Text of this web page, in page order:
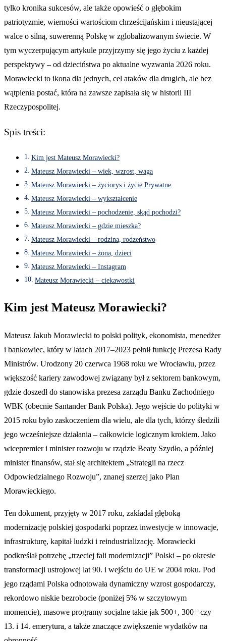
tylko kronika sukcesów, ale także opowieść o głębokim
patriotyzmie, wierności wartościom chrześcijańskim i nieustającej
walce o silną, suwerenną Polskę w zglobalizowanym świecie. W
tym wyczerpującym artykule przyjrzymy się jego życiu z każdej
perspektywy – od dzieciństwa po aktualne wyzwania 2026 roku.
Morawiecki to ikona dla jednych, cel ataków dla drugich, ale bez
wątpienia postać, która na zawsze zapisała się w historii III
Rzeczypospolitej.
Spis treści:
Kim jest Mateusz Morawiecki?
Mateusz Morawiecki – wiek, wzrost, waga
Mateusz Morawiecki – życiorys i życie Prywatne
Mateusz Morawiecki – wykształcenie
Mateusz Morawiecki – pochodzenie, skąd pochodzi?
Mateusz Morawiecki – gdzie mieszka?
Mateusz Morawiecki – rodzina, rodzeństwo
Mateusz Morawiecki – żona, dzieci
Mateusz Morawiecki – Instagram
Mateusz Morawiecki – ciekawostki
Kim jest Mateusz Morawiecki?
Mateusz Jakub Morawiecki to polski polityk, ekonomista, menedżer
i bankowiec, który w latach 2017–2023 pełnił funkcję Prezesa Rady
Ministrów. Urodzony 20 czerwca 1968 roku we Wrocławiu, przez
większość kariery zawodowej związany był z sektorem bankowym,
gdzie doszedł do stanowiska prezesa zarządu Banku Zachodniego
WBK (obecnie Santander Bank Polska). Jego wejście do polityki w
2015 roku było zaskoczeniem dla wielu, ale dla tych, którzy śledzili
jego wcześniejsze działania – całkowicie logicznym krokiem. Jako
wicepremier i minister rozwoju w rządzie Beaty Szydło, a później
minister finansów, stał się architektem „Strategii na rzecz
Odpowiedzialnego Rozwoju”, znanej szerzej jako Plan
Morawieckiego.
Ten dokument, przyjęty w 2017 roku, zakładał głęboką
modernizację polskiej gospodarki poprzez inwestycje w innowacje,
infrastrukturę, kapitał ludzki i reindustrializację. Morawiecki
podkreślał potrzebę „trzeciej fali modernizacji” Polski – po okresie
transformacji ustrojowej lat 90. i wejściu do UE w 2004 roku. Pod
jego rządami Polska odnotowała dynamiczny wzrost gospodarczy,
rekordowo niskie bezrobocie (poniżej 5% w szczytowym
momencie), masowe programy socjalne takie jak 500+, 300+ czy
13. i 14. emerytura, a także znaczące zwiększenie wydatków na